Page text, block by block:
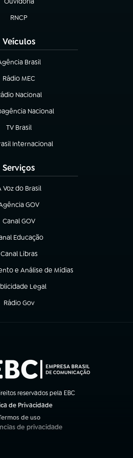
(abre em nova aba)
RNCP
(abre em nova aba)
Veículos
Brasil
em nova aba)
Rádio MEC
(abre em nova aba)
Nacional
Nacional
em nova aba)
TV Brasil
(abre em nova aba)
Internacional
em nova aba)
Serviços
Voz do Brasil
em nova aba)
GOV
em nova aba)
Canal GOV
(abre em nova aba)
Educação
em nova aba)
Canal Libras
(abre em nova aba)
e Análise de Mídias
aba)
Legal
em nova aba)
Rádio Gov
(abre em nova aba)
reservados pela EBC
de Privacidade
de uso
em nova aba)
de privacidade